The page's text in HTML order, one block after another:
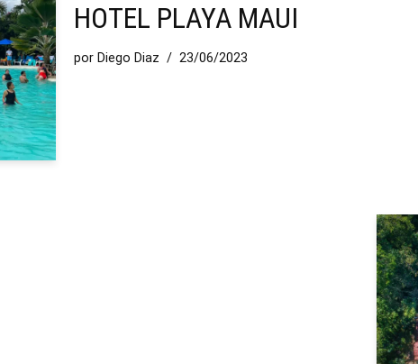
HOTEL PLAYA MAUI
por Diego Diaz 23/06/2023